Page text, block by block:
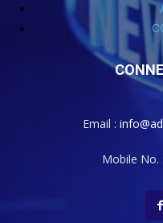
Email :
Mobile No. :